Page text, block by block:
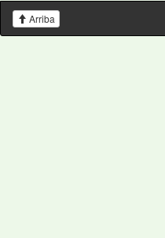
Arriba